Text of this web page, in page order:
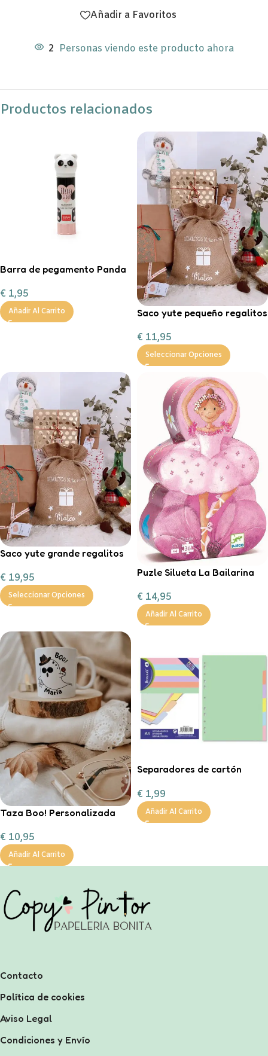
Añadir a Favoritos
2 Personas viendo este producto ahora
Productos relacionados
Barra de pegamento Panda
€ 1,95
Añadir Al Carrito
Saco yute pequeño regalitos
€ 11,95
Seleccionar Opciones
Saco yute grande regalitos
€ 19,95
Seleccionar Opciones
Puzle Silueta La Bailarina
€ 14,95
Añadir Al Carrito
Taza Boo! Personalizada
€ 10,95
Añadir Al Carrito
Separadores de cartón
€ 1,99
Añadir Al Carrito
Contacto
Política de cookies
Aviso Legal
Condiciones y Envío